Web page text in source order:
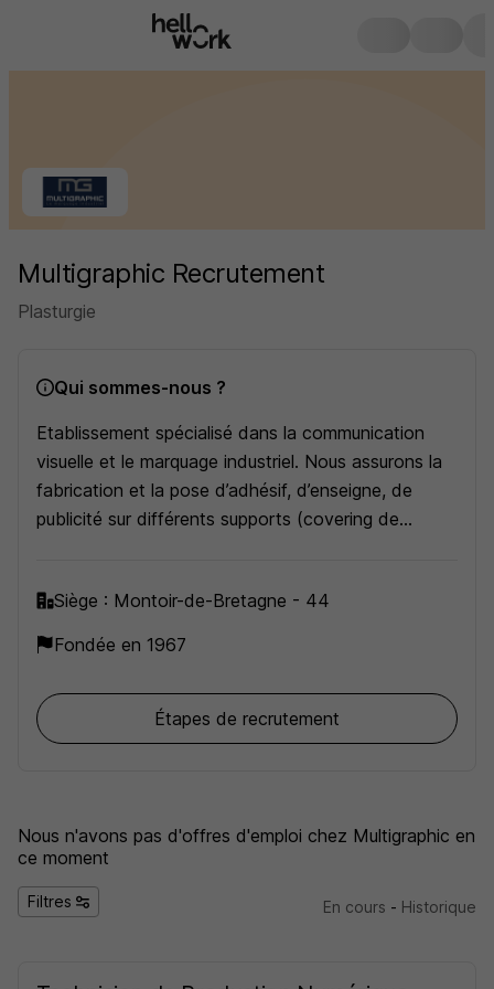
Multigraphic Recrutement
Plasturgie
Qui sommes-nous ?
Etablissement spécialisé dans la communication
visuelle et le marquage industriel. Nous assurons la
fabrication et la pose d’adhésif, d’enseigne, de
publicité sur différents supports (covering de
Siège : Montoir-de-Bretagne - 44
Fondée en 1967
Étapes de recrutement
Nous n'avons pas d'offres d'emploi chez Multigraphic en
ce moment
Filtres En cours - Historique